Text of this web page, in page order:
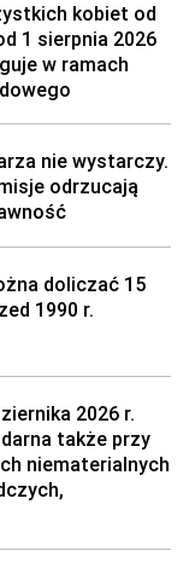
kobiet od
1 sierpnia 2026
w ramach
nie wystarczy.
odrzucają
doliczać 15
1990 r.
2026 r.
także przy
niematerialnych